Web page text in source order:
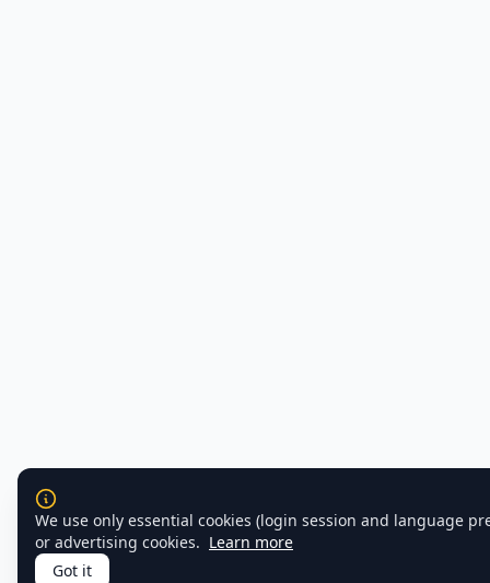
We use only essential cookies (login session and language
or advertising cookies. Learn more
Got it